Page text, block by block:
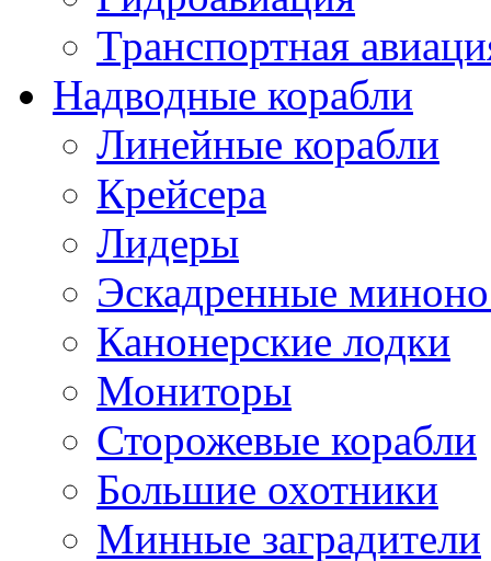
Транспортная
Надводные корабли
Линейные корабли
Крейсера
Лидеры
Эскадренные
Канонерские лодки
Мониторы
Сторожевые корабли
Большие охотники
Минные заградители